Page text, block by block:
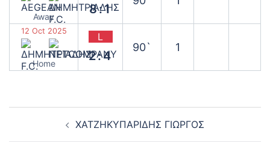
Away
8:1
12 Oct 2025
Home
L
2:4
90` 1
navigationΧΑΤΖΗΚΥΠΑΡΙΔΗΣ ΓΙΩΡΓΟΣ